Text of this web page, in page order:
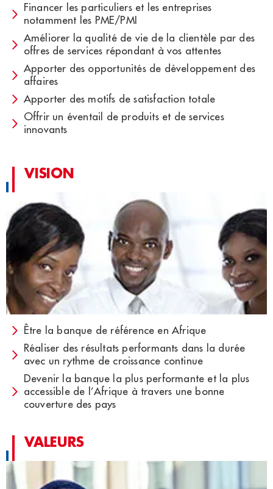
Financer les particuliers et les entreprises
notamment les PME/PMI
Améliorer la qualité de vie de la clientèle par des
offres de services répondant à vos attentes​​
Apporter des opportunités de développement des
affaires​​
Apporter des motifs de satisfaction totale​​​
Offrir un éventail de produits et de services
innovants​
VISION
Être la banque de référence en Afrique
Réaliser des résultats performants dans la durée
avec un rythme de croissance continue
Devenir la banque la plus performante et la plus
accessible de l’Afrique à travers une bonne
couverture des pays
VALEURS